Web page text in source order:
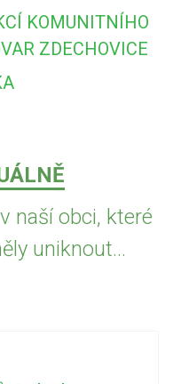
KOMUNITNÍHO
ZDECHOVICE
naší obci, které
uniknout...